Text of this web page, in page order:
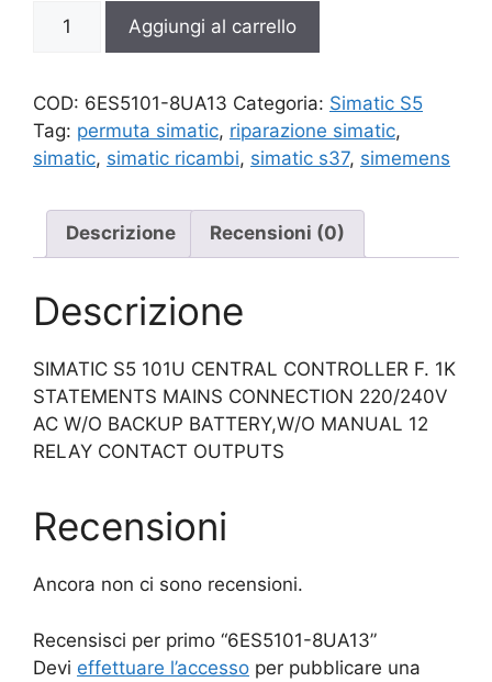
8UA13
Aggiungi al carrello
COD: 6ES5101-8UA13 Categoria: Simatic S5
Tag: permuta simatic, riparazione simatic,
simatic, simatic ricambi, simatic s37, simemens
Descrizione Recensioni (0)
Descrizione
SIMATIC S5 101U CENTRAL CONTROLLER F. 1K
STATEMENTS MAINS CONNECTION 220/240V
AC W/O BACKUP BATTERY,W/O MANUAL 12
RELAY CONTACT OUTPUTS
Recensioni
Ancora non ci sono recensioni.
Recensisci per primo “6ES5101-8UA13”
Devi effettuare l’accesso per pubblicare una